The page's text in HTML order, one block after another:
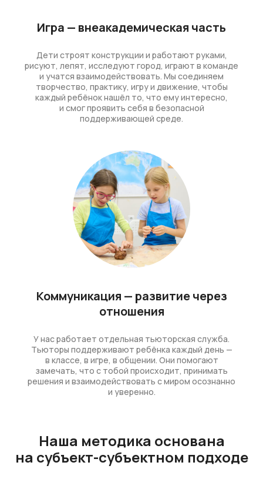
Игра — внеакадемическая часть
Дети строят конструкции и работают руками,
рисуют, лепят, исследуют город, играют в команде
и учатся взаимодействовать. Мы соединяем
творчество, практику, игру и движение, чтобы
каждый ребёнок нашёл то, что ему интересно,
и смог проявить себя в безопасной
поддерживающей среде.
Коммуникация — развитие через
отношения
У нас работает отдельная тьюторская служба.
Тьюторы поддерживают ребёнка каждый день —
в классе, в игре, в общении. Они помогают
замечать, что с тобой происходит, принимать
решения и взаимодействовать с миром осознанно
и уверенно.
Наша методика основана
на субъект-субъектном подходе